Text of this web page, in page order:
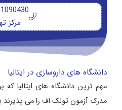
مرکز
دانشگاه های داروسازی در ایتالیا
مهم ترین دانشگاه های ایتالیا
مدرک آزمون تولک اف را می